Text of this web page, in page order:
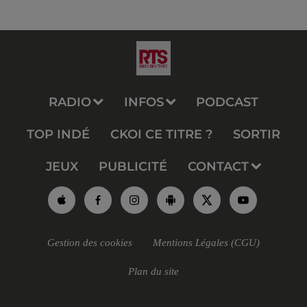
RADIO INFOS PODCAST
TOP INDÉ CKOI CE TITRE ? SORTIR
JEUX PUBLICITÉ CONTACT
Gestion des cookies Mentions Légales (CGU)
Plan du site